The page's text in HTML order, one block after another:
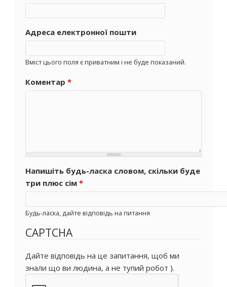
Адреса електронної пошти
Вміст цього поля є приватним і не буде показаний.
Коментар *
Напишіть будь-ласка словом, скільки буде
три плюс сім *
Будь-ласка, дайте відповідь на питання
CAPTCHA
Дайте відповідь на це запитання, щоб ми
знали що ви людина, а не тупий робот ).